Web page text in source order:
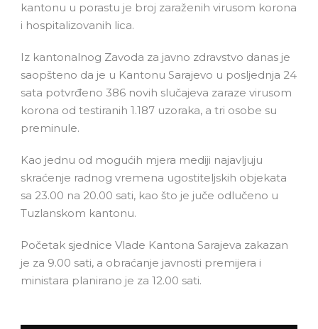
kantonu u porastu je broj zaraženih virusom korona
i hospitalizovanih lica.
Iz kantonalnog Zavoda za javno zdravstvo danas je
saopšteno da je u Kantonu Sarajevo u posljednja 24
sata potvrđeno 386 novih slučajeva zaraze virusom
korona od testiranih 1.187 uzoraka, a tri osobe su
preminule.
Kao jednu od mogućih mjera mediji najavljuju
skraćenje radnog vremena ugostiteljskih objekata
sa 23.00 na 20.00 sati, kao što je juče odlučeno u
Tuzlanskom kantonu.
Početak sjednice Vlade Kantona Sarajeva zakazan
je za 9.00 sati, a obraćanje javnosti premijera i
ministara planirano je za 12.00 sati.